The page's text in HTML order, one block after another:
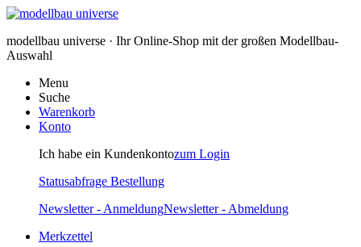
modellbau universe · Ihr Online-Shop mit der großen Modellbau-
Auswahl
Menu
Suche
Warenkorb
Konto
Ich habe ein Kundenkontozum Login
Statusabfrage Bestellung
Newsletter - AnmeldungNewsletter - Abmeldung
Merkzettel